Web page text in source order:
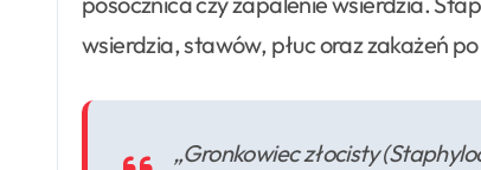
wsierdzia, stawów, płuc oraz zakażeń
„Gronkowiec złocisty